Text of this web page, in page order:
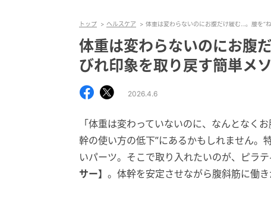
トップ ヘルスケア 体重は変わらないのにお腹だけ緩む…。腰を“
体重は変わらないのにお腹
びれ印象を取り戻す簡単メ
2026.4.6
「体重は変わっていないのに、なんとなく
幹の使い方の低下”にあるかもしれません。
いパーツ。そこで取り入れたいのが、ピラ
サー】 。体幹を安定させながら腹斜筋に働き